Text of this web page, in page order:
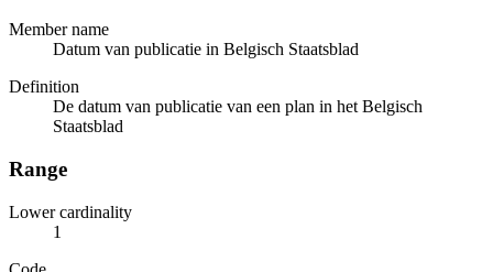
Member name
Datum van publicatie in Belgisch Staatsblad
Definition
De datum van publicatie van een plan in het Belgisch
Staatsblad
Range
Lower cardinality
1